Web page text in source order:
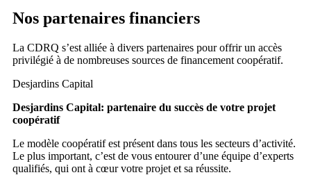
Nos partenaires financiers
La CDRQ s’est alliée à divers partenaires pour offrir un accès
privilégié à de nombreuses sources de financement coopératif.
Desjardins Capital
Desjardins Capital: partenaire du succès de votre projet
coopératif
Le modèle coopératif est présent dans tous les secteurs d’activité.
Le plus important, c’est de vous entourer d’une équipe d’experts
qualifiés, qui ont à cœur votre projet et sa réussite.